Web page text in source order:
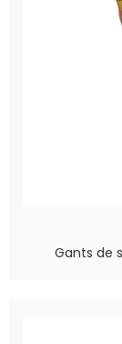
Gants de